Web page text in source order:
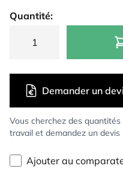
Quantité:
Vous cherchez des
travail et demandez un
Demander un
Ajouter au